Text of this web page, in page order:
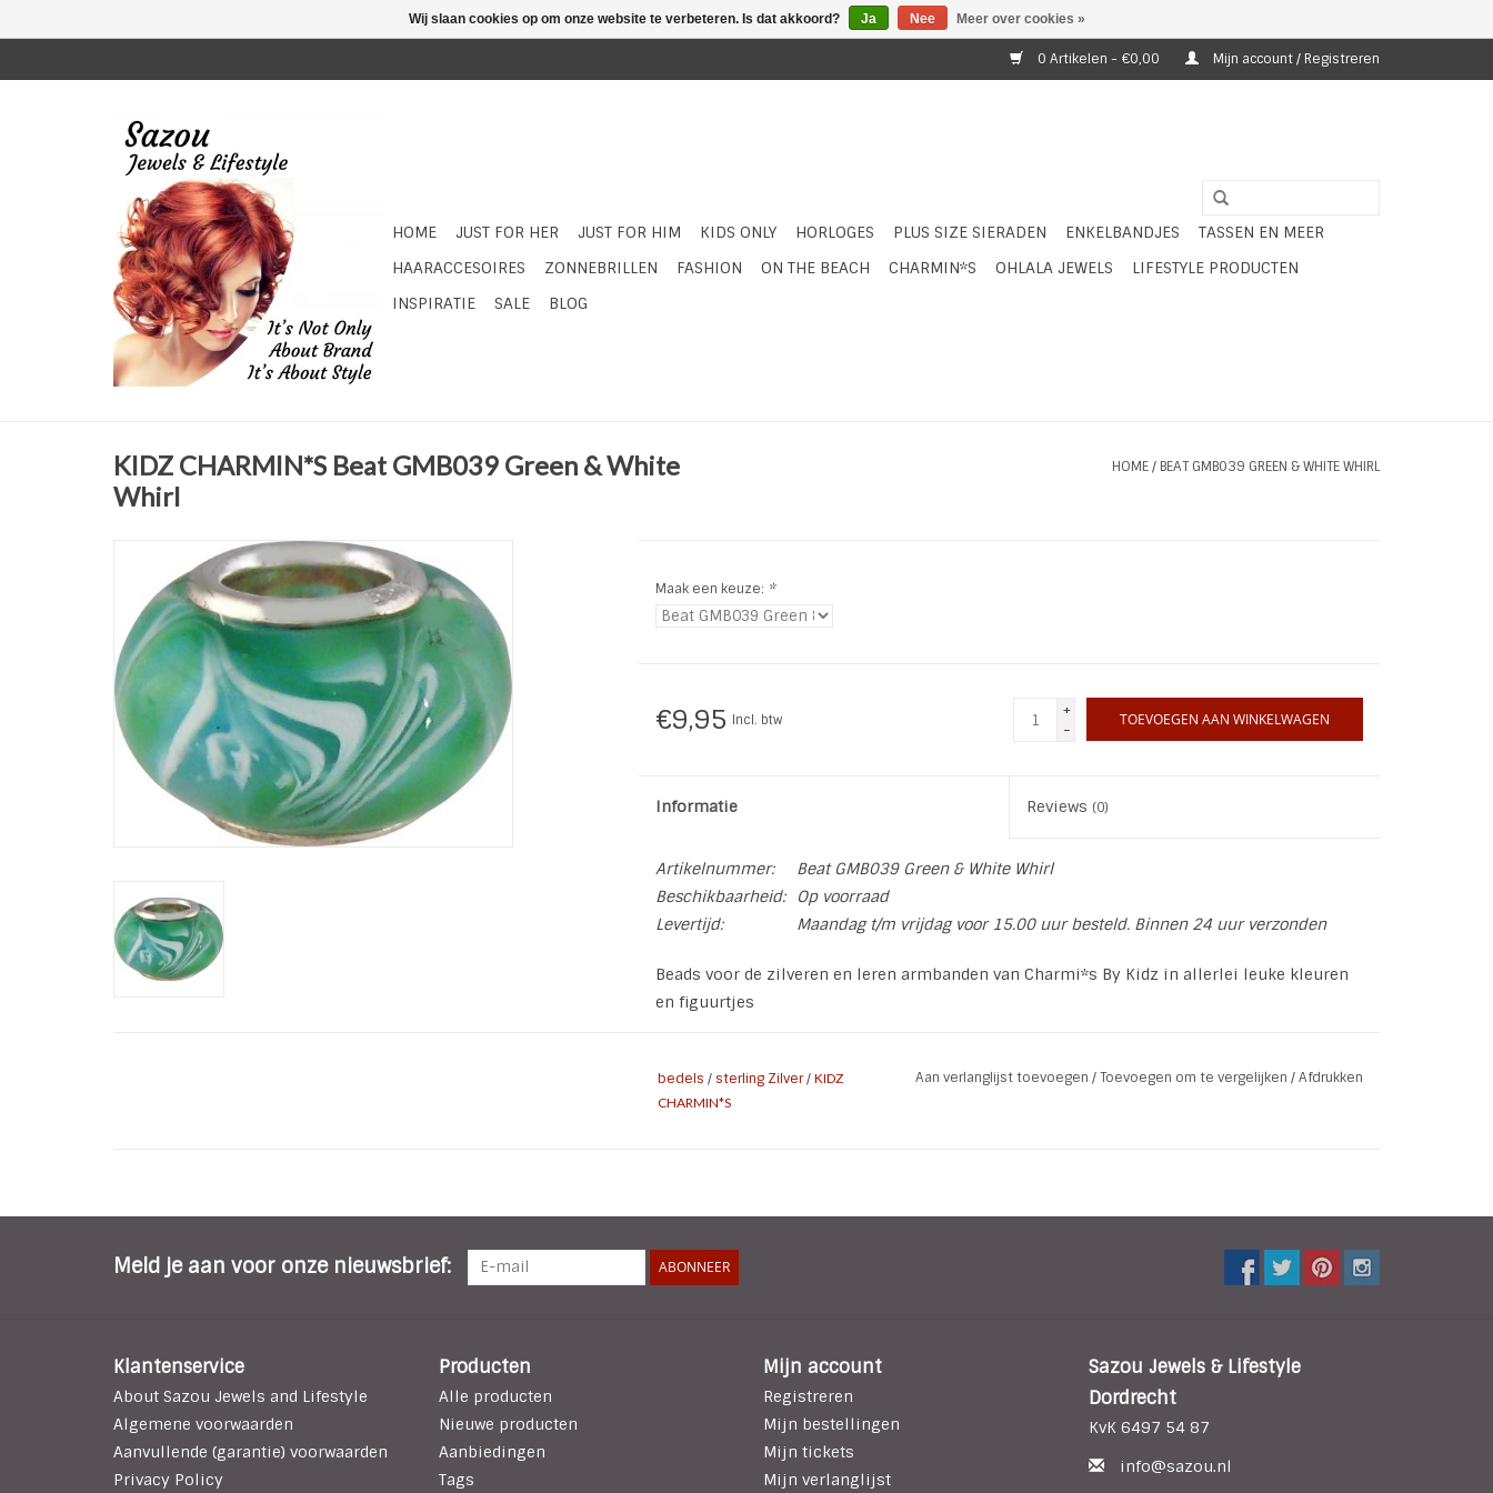
0 Artikelen - €0,00 Mijn account / Registreren
HOME JUST FOR HER JUST FOR HIM KIDS ONLY HORLOGES PLUS SIZE SIERADEN ENKELBANDJES
TASSEN EN MEER
HAARACCESOIRES
ZONNEBRILLEN FASHION ON THE BEACH CHARMIN*S OHLALA JEWELS
LIFESTYLE PRODUCTEN
INSPIRATIE
SALE BLOG
KIDZ CHARMIN*S Beat GMB039 Green & White
Whirl
HOME/ BEAT GMB039 GREEN & WHITE WHIRL
Maak een keuze: *
€9,95 Incl. btw
+
-
TOEVOEGEN AAN WINKELWAGEN
Informatie Reviews (0)
Artikelnummer:
Beat GMB039 Green & White Whirl
Beschikbaarheid:
Op voorraad
Levertijd:
Maandag t/m vrijdag voor 15.00 uur besteld. Binnen 24 uur verzonden
Beads voor de zilveren en leren armbanden van Charmi*s By Kidz in allerlei leuke kleuren
en figuurtjes
bedels /sterling Zilver/ KIDZ
CHARMIN*S
Aan verlanglijst toevoegen /Toevoegen om te vergelijken /Afdrukken
Meld je aan voor onze nieuwsbrief: ABONNEER
Klantenservice
About Sazou Jewels and Lifestyle
Algemene voorwaarden
Aanvullende (garantie) voorwaarden
Privacy Policy
Producten
Alle producten
Nieuwe producten
Aanbiedingen
Tags
Mijn account
Registreren
Mijn bestellingen
Mijn tickets
Mijn verlanglijst
Sazou Jewels & Lifestyle
Dordrecht
KvK 6497 54 87
info@sazou.nl
Wij slaan cookies op om onze website te verbeteren. Is dat akkoord? Ja Nee Meer over cookies »